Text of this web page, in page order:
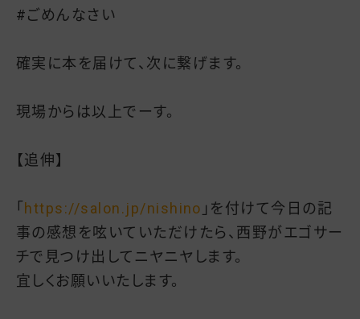
#ごめんなさい
確実に本を届けて、次に繋げます。
現場からは以上でーす。
【追伸】
「 https://salon.jp/nishino 」を付けて今日の記
事の感想を呟いていただけたら、西野がエゴサー
チで見つけ出してニヤニヤします。
宜しくお願いいたします。